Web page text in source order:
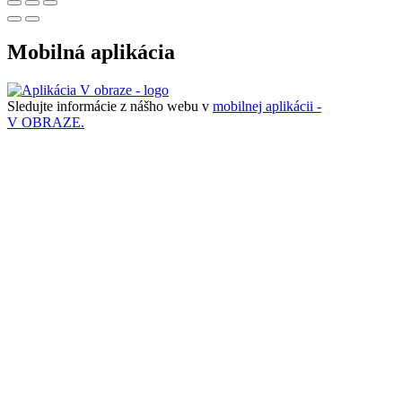
Mobilná aplikácia
Sledujte informácie z nášho webu v mobilnej aplikácii -
V OBRAZE.